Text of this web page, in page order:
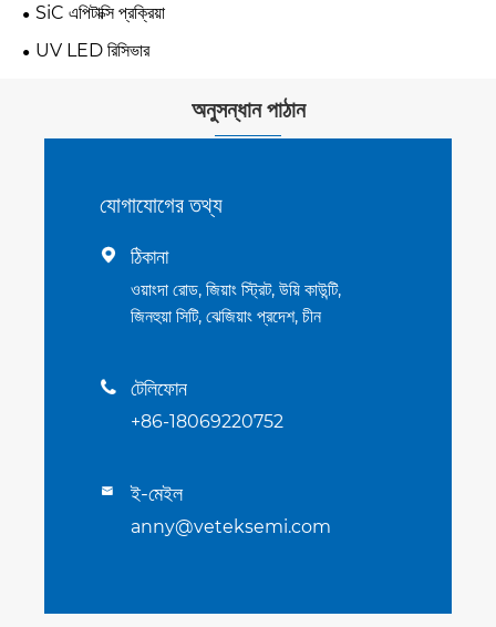
SiC এপিটাক্সি প্রক্রিয়া
UV LED রিসিভার
অনুসন্ধান পাঠান
যোগাযোগের তথ্য
 ঠিকানা
ওয়াংদা রোড, জিয়াং স্ট্রিট, উয়ি কাউন্টি,
জিনহুয়া সিটি, ঝেজিয়াং প্রদেশ, চীন
 টেলিফোন
+86-18069220752
 ই-মেইল
anny@veteksemi.com